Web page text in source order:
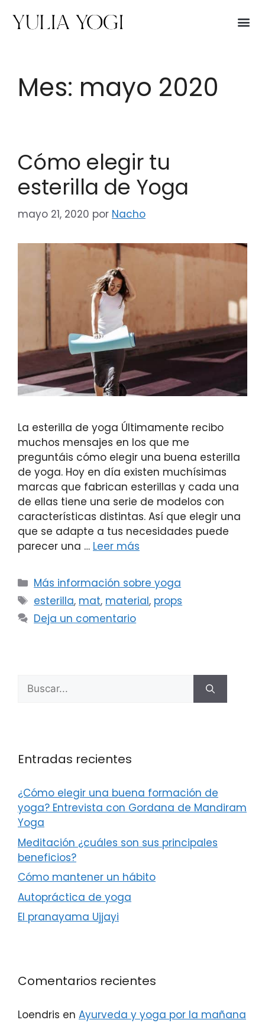
Mes: mayo 2020
Cómo elegir tu
esterilla de Yoga
mayo 21, 2020 por Nacho
La esterilla de yoga Últimamente recibo
muchos mensajes en los que me
preguntáis cómo elegir una buena esterilla
de yoga. Hoy en día existen muchísimas
marcas que fabrican esterillas y cada una
de ellas tiene una serie de modelos con
características distintas. Así que elegir una
que se adapte a tus necesidades puede
parecer una … Leer más
Más información sobre yoga
esterilla, mat, material, props
Deja un comentario
Entradas recientes
¿Cómo elegir una buena formación de
yoga? Entrevista con Gordana de Mandiram
Yoga
Meditación ¿cuáles son sus principales
beneficios?
Cómo mantener un hábito
Autopráctica de yoga
El pranayama Ujjayi
Comentarios recientes
Loendris en Ayurveda y yoga por la mañana